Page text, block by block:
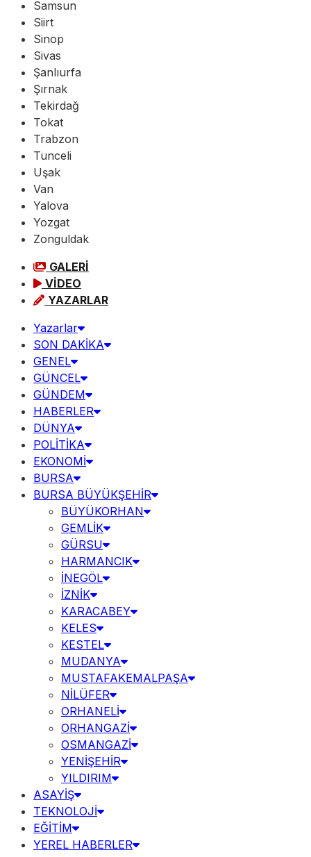
Samsun
Siirt
Sinop
Sivas
Şanlıurfa
Şırnak
Tekirdağ
Tokat
Trabzon
Tunceli
Uşak
Van
Yalova
Yozgat
Zonguldak
GALERİ
VİDEO
YAZARLAR
Yazarlar
SON DAKİKA
GENEL
GÜNCEL
GÜNDEM
HABERLER
DÜNYA
POLİTİKA
EKONOMİ
BURSA
BURSA BÜYÜKŞEHİR
BÜYÜKORHAN
GEMLİK
GÜRSU
HARMANCIK
İNEGÖL
İZNİK
KARACABEY
KELES
KESTEL
MUDANYA
MUSTAFAKEMALPAŞA
NİLÜFER
ORHANELİ
ORHANGAZİ
OSMANGAZİ
YENİŞEHİR
YILDIRIM
ASAYİŞ
TEKNOLOJİ
EĞİTİM
YEREL HABERLER